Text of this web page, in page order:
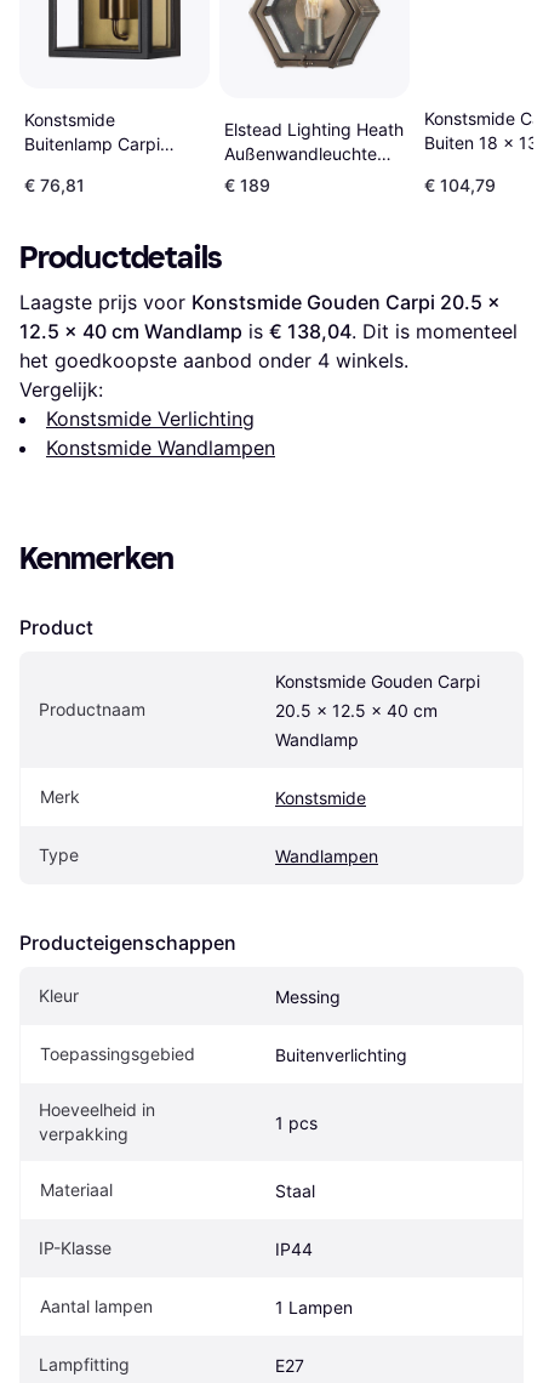
Konstsmide
Buitenlamp Carpi
Wandlamp
€ 76,81
Elstead Lighting Heath
Außenwandleuchte
Bronz 267 x 125 x 418
€ 189
Konstsmide
Buiten 18 x
€ 104,79
Productdetails
Laagste prijs voor Konstsmide Gouden Carpi 20.5 x
12.5 x 40 cm Wandlamp is € 138,04. Dit is momenteel
het goedkoopste aanbod onder 4 winkels.
Vergelijk:
Konstsmide Verlichting
Konstsmide Wandlampen
Kenmerken
Product
Productnaam
Konstsmide Gouden Carpi
20.5 x 12.5 x 40 cm
Wandlamp
Merk Konstsmide
Type Wandlampen
Producteigenschappen
Kleur Messing
Toepassingsgebied Buitenverlichting
Hoeveelheid in
verpakking
1 pcs
Materiaal Staal
IP-Klasse IP44
Aantal lampen 1 Lampen
Lampfitting E27